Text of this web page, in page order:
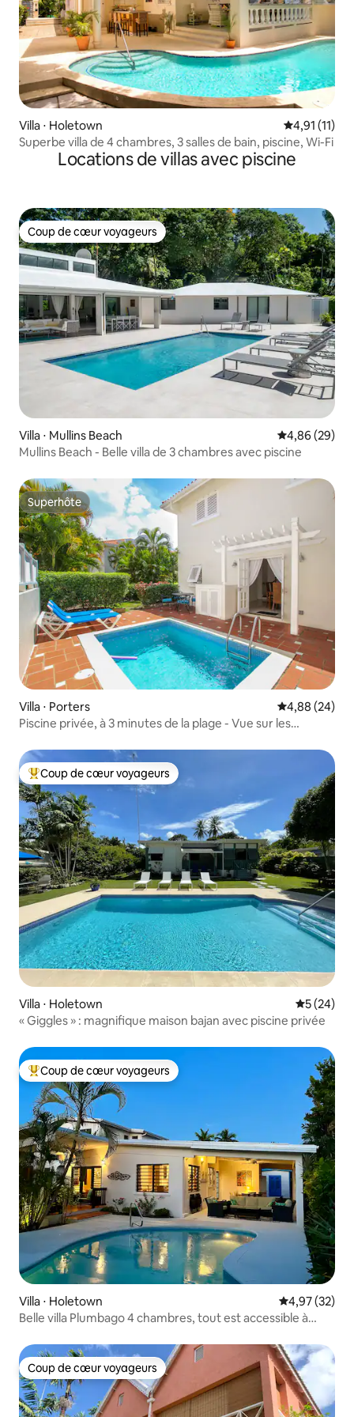
Villa ⋅ Holetown Évaluation
4,91 (11)
Superbe villa de 4 chambres, 3 salles de bain, piscine, Wi-Fi
Locations de villas avec piscine
Coup de cœur voyageurs
Coup de cœur voyageurs
Villa ⋅ Mullins Beach Évaluation
4,86 (29)
Mullins Beach - Belle villa de 3 chambres avec piscine
Superhôte
Superhôte
Villa ⋅ Porters Évaluation
4,88 (24)
Piscine privée, à 3 minutes de la plage - Vue sur les
Coups de cœur voyageurs les plus appréciés
Coup de cœur voyageurs
Villa ⋅ Holetown
5 (24)
« Giggles » : magnifique maison bajan avec piscine privée
Coups de cœur voyageurs les plus appréciés
Coup de cœur voyageurs
Villa ⋅ Holetown Évaluation
4,97 (32)
Belle villa Plumbago 4 chambres, tout est accessible à
Coup de cœur voyageurs
Coup de cœur voyageurs